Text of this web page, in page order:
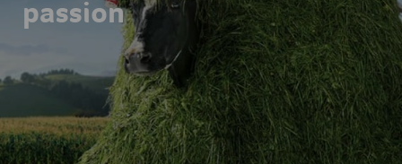
passion